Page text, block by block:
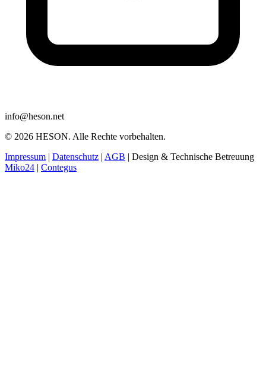
info@heson.net
© 2026 HESON. Alle Rechte vorbehalten.
Impressum | Datenschutz | AGB | Design & Technische Betreuung
Miko24 | Contegus